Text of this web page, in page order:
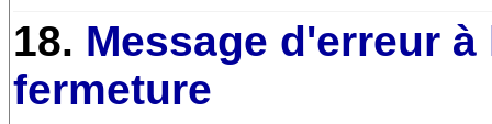
18. Message d'erreur à
fermeture